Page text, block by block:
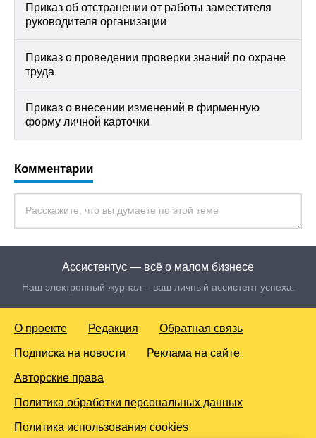
Приказ об отстранении от работы заместителя
руководителя организации
Приказ о проведении проверки знаний по охране
труда
Приказ о внесении изменений в фирменную
форму личной карточки
Комментарии
Ассистентус — всё о малом бизнесе
Наш электронный журнал – ваш личный ассистент успеха.
О проекте Редакция Обратная связь
Подписка на новости Реклама на сайте
Авторские права
Политика обработки персональных данных
Политика использования cookies